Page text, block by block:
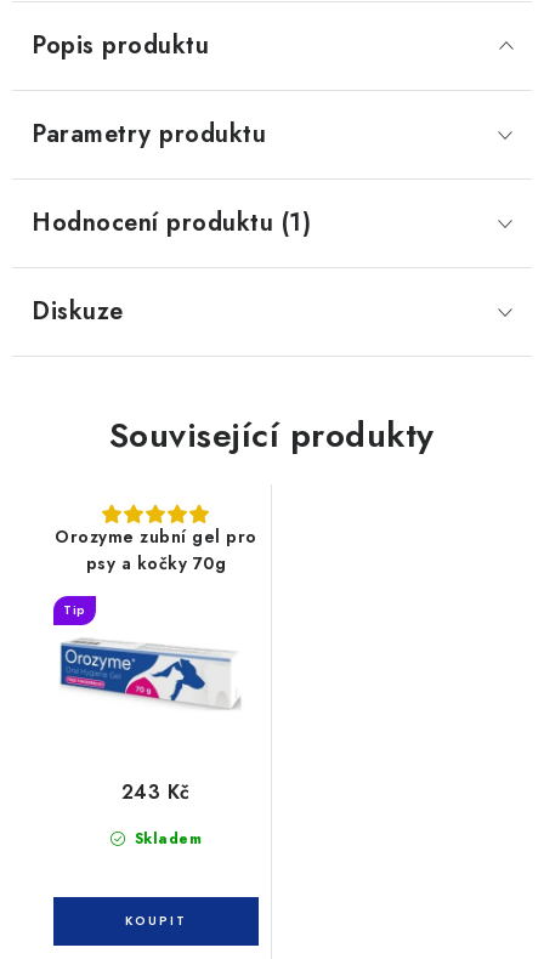
Popis produktu
Parametry produktu
Hodnocení produktu (1)
Diskuze
Související produkty
Orozyme zubní gel pro
psy a kočky 70g
Tip
Skladem
243 Kč